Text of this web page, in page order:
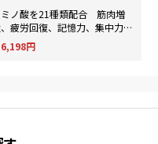
ノ酸を21種類配合 筋肉増
疲労回復、記憶力、集中力、
力など様々な用途に使用され
す。
6,198円